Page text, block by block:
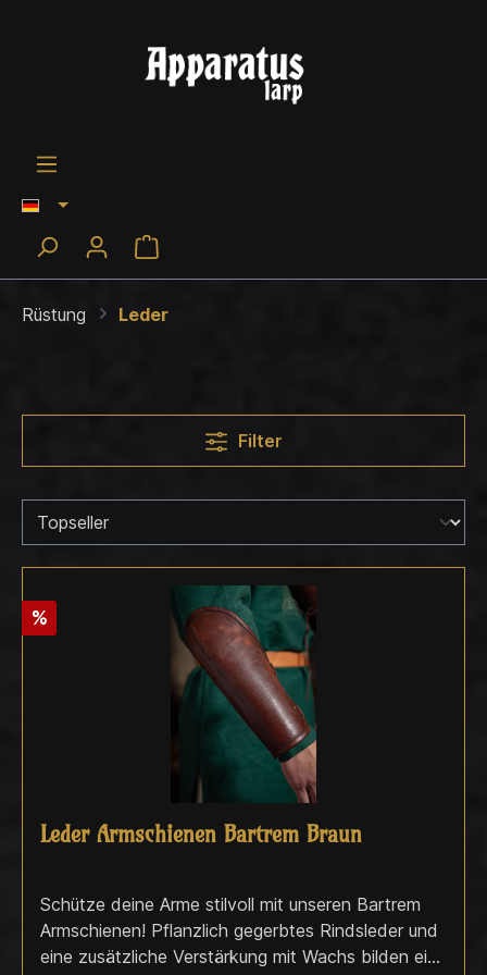
Rüstung Leder
Filter
%
Leder Armschienen Bartrem Braun
Schütze deine Arme stilvoll mit unseren Bartrem
Armschienen! Pflanzlich gegerbtes Rindsleder und
eine zusätzliche Verstärkung mit Wachs bilden ein